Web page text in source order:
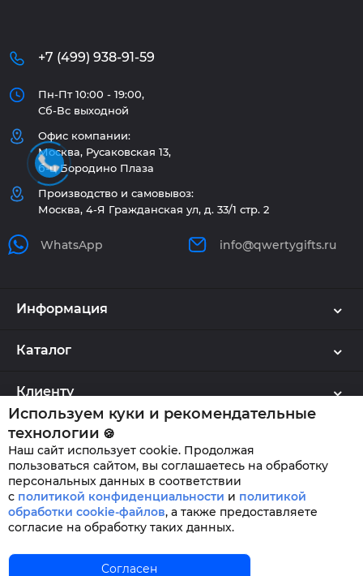
Главная
+7 (499) 938-91-59
Пн-Пт 10:00 - 19:00,
Сб-Вс выходной
Офис компании:
Москва, Русаковская 13,
б-ц Бородино Плаза
Производство и самовывоз:
Москва, 4-Я Гражданская ул, д. 33/1 стр. 2
WhatsApp info@qwertygifts.ru
Информация
Каталог
Клиенту
QWERTYGIFTS © 2026
Используем куки и рекомендательные
технологии 🍪
Наш сайт использует cookie. Продолжая
пользоваться сайтом, вы соглашаетесь на обработку
персональных данных в соответствии
с политикой конфиденциальности и политикой
обработки cookie-файлов а также предоставляете
согласие на обработку таких данных.
Согласен